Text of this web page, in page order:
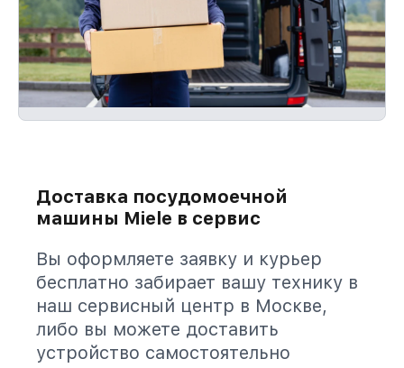
Доставка посудомоечной
машины Miele в сервис
Вы оформляете заявку и курьер
бесплатно забирает вашу технику в
наш сервисный центр в Москве,
либо вы можете доставить
устройство самостоятельно